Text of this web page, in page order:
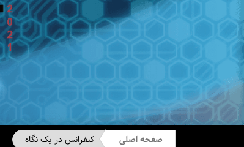
صفحه اصلی کنفرانس در یک نگاه